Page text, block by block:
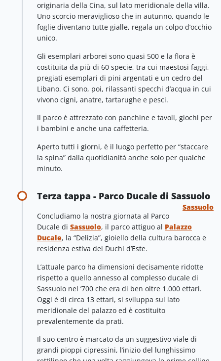
originaria della Cina, sul lato meridionale della villa.
Uno scorcio meraviglioso che in autunno, quando le
foglie diventano tutte gialle, regala un colpo d’occhio
unico.
Gli esemplari arborei sono quasi 500 e la flora è
costituita da più di 60 specie, tra cui maestosi faggi,
pregiati esemplari di pini argentati e un cedro del
Libano. Ci sono, poi, rilassanti specchi d’acqua in cui
vivono cigni, anatre, tartarughe e pesci.
Il parco è attrezzato con panchine e tavoli, giochi per
i bambini e anche una caffetteria.
Aperto tutti i giorni, è il luogo perfetto per “staccare
la spina” dalla quotidianità anche solo per qualche
minuto.
Terza tappa - Parco Ducale di Sassuolo
Sassuolo
Concludiamo la nostra giornata al Parco
Ducale di Sassuolo, il parco attiguo al Palazzo
Ducale, la “Delizia”, gioiello della cultura barocca e
residenza estiva dei Duchi d’Este.
L’attuale parco ha dimensioni decisamente ridotte
rispetto a quello annesso al complesso ducale di
Sassuolo nel ’700 che era di ben oltre 1.000 ettari.
Oggi è di circa 13 ettari, si sviluppa sul lato
meridionale del palazzo ed è costituito
prevalentemente da prati.
Il suo centro è marcato da un suggestivo viale di
grandi pioppi cipressini, l’inizio del lunghissimo